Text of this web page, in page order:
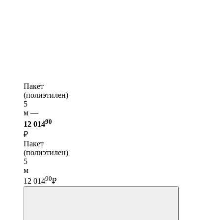
Пакет
(полиэтилен)
5
м —
12 01490
₽
Пакет
(полиэтилен)
5
м
12 01490₽